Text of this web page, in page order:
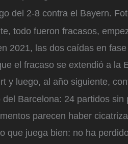
del 2-8 contra el Bayern.
todo fueron fracasos,
2021, las dos caídas en
el fracaso se extendió a la
y luego, al año siguiente,
del Barcelona: 24 partidos sin
parecen haber
que juega bien: no ha